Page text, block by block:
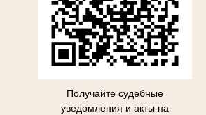
Получайте судебные
уведомления и акты на